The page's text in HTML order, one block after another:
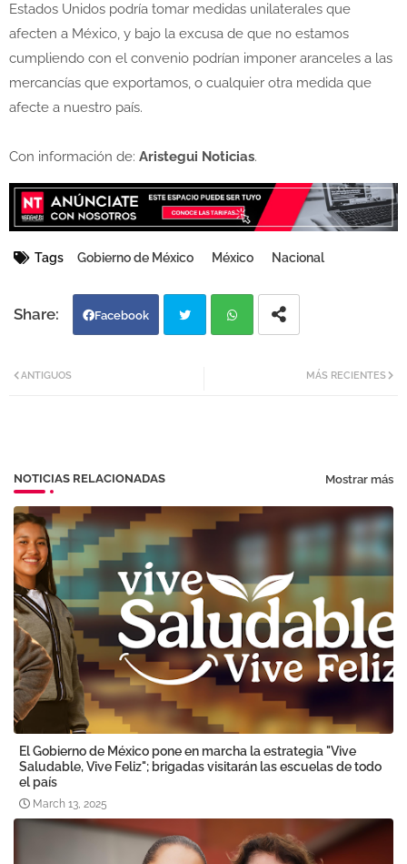
Estados Unidos podría tomar medidas unilaterales que
afecten a México, y bajo la excusa de que no estamos
cumpliendo con el convenio podrían imponer aranceles a las
mercancías que exportamos, o cualquier otra medida que
afecte a nuestro país.
Con información de: Aristegui Noticias.
Tags Gobierno de México México Nacional
Facebook
MÁS RECIENTES
ANTIGUOS
NOTICIAS RELACIONADAS Mostrar más
El Gobierno de México pone en marcha la estrategia "Vive
Saludable, Vive Feliz"; brigadas visitarán las escuelas de todo
el país
March 13, 2025